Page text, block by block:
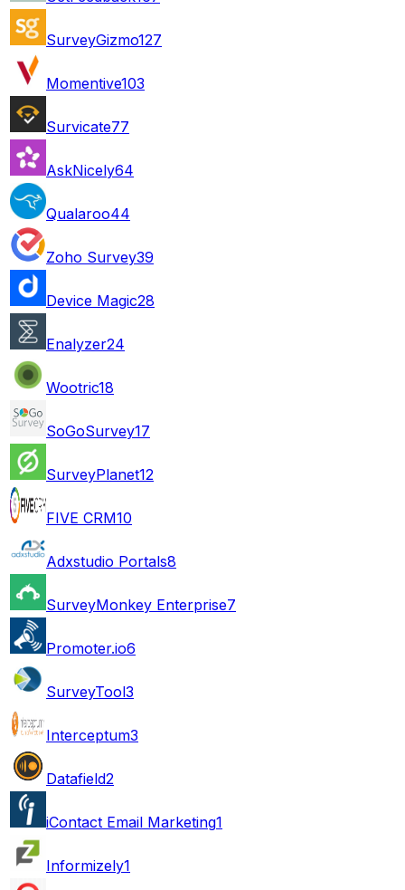
SurveyGizmo127
Momentive103
Survicate77
AskNicely64
Qualaroo44
Zoho Survey39
Device Magic28
Enalyzer24
Wootric18
SoGoSurvey17
SurveyPlanet12
FIVE CRM10
Adxstudio Portals8
SurveyMonkey Enterprise7
Promoter.io6
SurveyTool3
Interceptum3
Datafield2
iContact Email Marketing1
Informizely1